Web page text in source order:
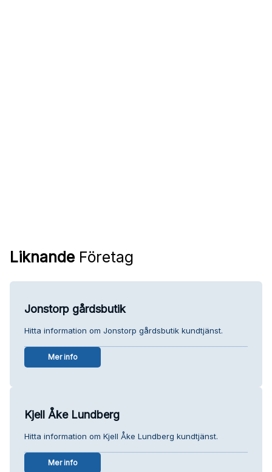
Liknande Företag
Jonstorp gårdsbutik
Hitta information om Jonstorp gårdsbutik kundtjänst.
Mer info
Kjell Åke Lundberg
Hitta information om Kjell Åke Lundberg kundtjänst.
Mer info